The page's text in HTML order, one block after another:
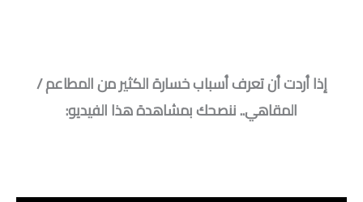
إذا أردت أن تعرف أسباب خسارة الكثير من المطاعم /
المقاهي.. ننصحك بمشاهدة هذا الفيديو: